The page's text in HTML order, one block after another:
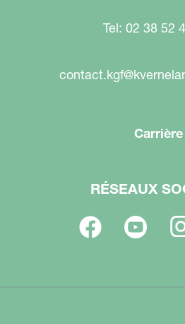
Tel: 02 38 52
Carrière
RÉSEAUX